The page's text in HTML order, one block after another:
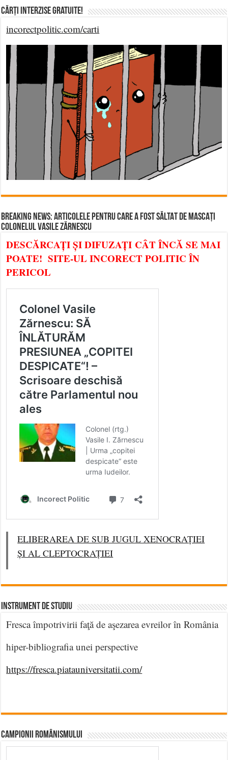
Cărți Interzise Gratuite!
incorectpolitic.com/carti
BREAKING NEWS: ARTICOLELE PENTRU CARE A FOST SĂLTAT DE MASCAȚI
COLONELUL VASILE ZĂRNESCU
DESCĂRCAȚI ȘI DIFUZAȚI CÂT ÎNCĂ SE MAI
POATE! SITE-UL INCORECT POLITIC ÎN
PERICOL
INSTRUMENT DE STUDIU
Fresca împotrivirii faţă de aşezarea evreilor în România